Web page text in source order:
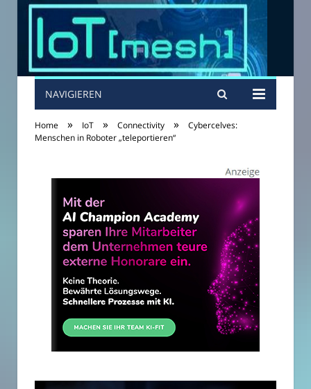
NAVIGIEREN
Home » IoT » Connectivity »
Cybercelves:
Menschen in Roboter „teleportieren“